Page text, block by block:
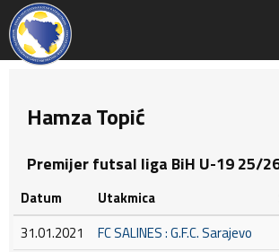
Hamza Topić
Premijer futsal liga BiH U-19 25/
Datum Utakmica
31.01.2021
FC SALINES : G.F.C. Sarajevo